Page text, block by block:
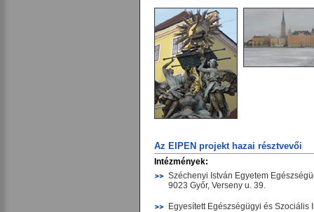
Az EIPEN projekt hazai résztvevői
Intézmények:
Széchenyi István Egyetem
9023 Győr, Verseny u. 39.
Egyesített Egészségügyi és Szociális